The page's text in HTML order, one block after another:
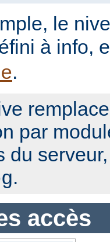
le
à info,
.
par
du
.
accès